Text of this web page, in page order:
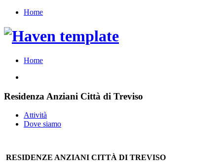
Home
Home
Residenza Anziani Città di Treviso
Attività
Dove siamo
RESIDENZE ANZIANI CITTÀ DI TREVISO